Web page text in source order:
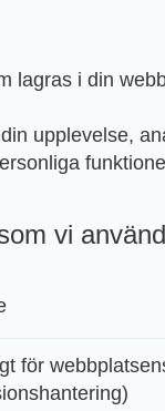
lagras i din
upplevelse,
vi
för